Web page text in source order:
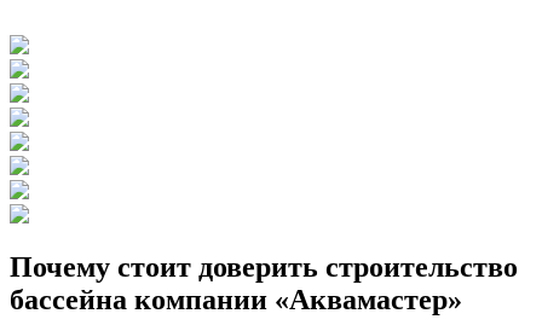
Почему стоит доверить строительство
бассейна компании «Аквамастер»